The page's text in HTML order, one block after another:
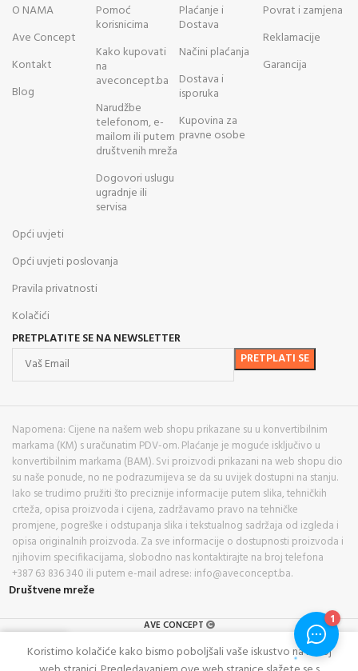
O NAMA
Ave Concept
Kontakt
Blog
Pomoć
korisnicima
Kako kupovati
na
aveconcept.ba
Narudžbe
telefonom, e-
mailom ili putem
društvenih mreža
Dogovori uslugu
ugradnje ili
servisa
Plaćanje i
Dostava
Načini plaćanja
Dostava i
isporuka
Kupovina za
pravne osobe
Povrat i zamjena
Reklamacije
Garancija
Opći uvjeti
Opći uvjeti poslovanja
Pravila privatnosti
Kolačići
PRETPLATITE SE NA NEWSLETTER
Napomena: Cijene na našem web shopu prikazane su u konvertibilnim
markama (KM) s uračunatim PDV-om. Plaćanje je moguće isključivo u
konvertibilnim markama (BAM). Svi proizvodi prikazani na web shopu dio
su naše ponude, no ne podrazumijeva se da su uvijek dostupni na stanju.
Iako se trudimo pružiti što preciznije informacije putem slika, tehničkih
crteža, opisa proizvoda i cijena, zadržavamo pravo na tehničke
promjene, pogreške i odstupanja slika i tekstualnog sadržaja od izgleda i
opisa originalnih proizvoda. Za sve informacije o dostupnosti proizvoda i
njihovim specifikacijama, slobodno nas kontaktirajte na broj telefona
+387 63 836 340 ili putem e-mail adrese: info@aveconcept.ba.
Društvene mreže
AVE CONCEPT
Koristimo kolačiće kako bismo poboljšali vaše iskustvo na našoj
Lista željaKošarica